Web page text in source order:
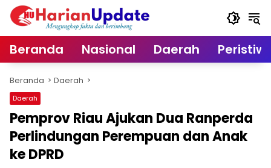
Langsung
Beranda Nasional Daerah
Beranda Daerah
Daerah
Pemprov Riau Ajukan Dua Ranperda
Perlindungan Perempuan dan Anak
ke DPRD